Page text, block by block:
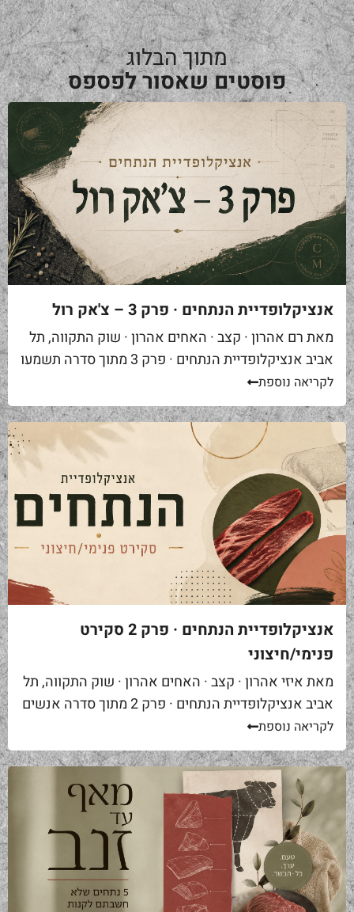
מתוך הבלוג
פוסטים שאסור לפספס
אנציקלופדיית הנתחים · פרק 3 – צ'אק רול
מאת רם אהרון · קצב · האחים אהרון · שוק התקווה, תל
אביב אנציקלופדיית הנתחים · פרק 3 מתוך סדרה תשמעו
סיפור. אתם באים לאחת ממסעדות הבשר הטובות...
לקריאה נוספת
אנציקלופדיית הנתחים · פרק 2 סקירט
פנימי/חיצוני
מאת איזי אהרון · קצב · האחים אהרון · שוק התקווה, תל
אביב אנציקלופדיית הנתחים · פרק 2 מתוך סדרה אנשים
באים אליי בקצביה ומבקשים "סקירט". שאלה ראשונה...
לקריאה נוספת